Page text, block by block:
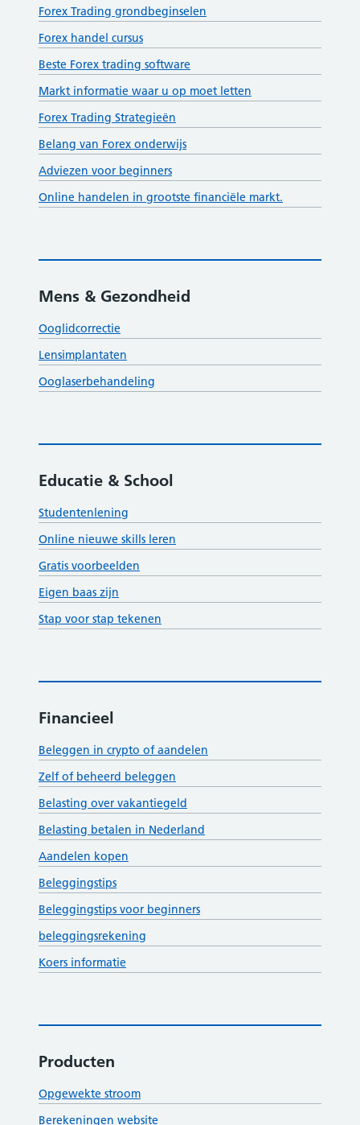
Forex Trading grondbeginselen
Forex handel cursus
Beste Forex trading software
Markt informatie waar u op moet letten
Forex Trading Strategieën
Belang van Forex onderwijs
Adviezen voor beginners
Online handelen in grootste financiële markt.
Mens & Gezondheid
Ooglidcorrectie
Lensimplantaten
Ooglaserbehandeling
Educatie & School
Studentenlening
Online nieuwe skills leren
Gratis voorbeelden
Eigen baas zijn
Stap voor stap tekenen
Financieel
Beleggen in crypto of aandelen
Zelf of beheerd beleggen
Belasting over vakantiegeld
Belasting betalen in Nederland
Aandelen kopen
Beleggingstips
Beleggingstips voor beginners
beleggingsrekening
Koers informatie
Producten
Opgewekte stroom
Berekeningen website